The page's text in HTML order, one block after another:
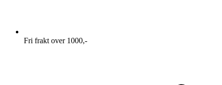
Fri frakt over 1000,-